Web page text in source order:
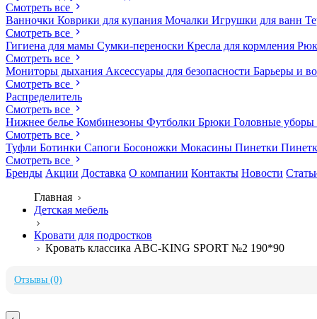
Смотреть все
Ванночки Коврики для купания Мочалки Игрушки для ванн
Смотреть все
Гигиена для мамы Сумки-переноски Кресла для кормления
Смотреть все
Мониторы дыхания Аксессуары для безопасности Барьеры и
Смотреть все
Распределитель
Смотреть все
Нижнее белье Комбинезоны Футболки Брюки Головные уборы
Смотреть все
Туфли Ботинки Сапоги Босоножки Мокасины Пинетки
Смотреть все
Бренды Акции Доставка О компании Контакты Новости
Главная
Детская мебель
Кровати для подростков
Кровать классика ABC-KING SPORT №2 190*90
Отзывы (0)